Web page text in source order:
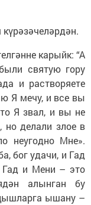
карыйк: “А
святую гору
и растворяете
Я мечу, и все вы
Я звал, и вы не
но делали злое в
неугодно Мне».
бог удачи, и Гад
Гад и Мени – это
алынган бу
ышану –